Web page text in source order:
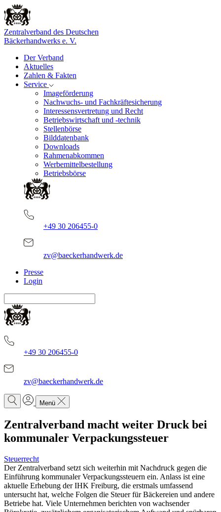
Zentralverband des Deutschen
Bäckerhandwerks e. V.
Der Verband
Aktuelles
Zahlen & Fakten
Service
Imageförderung
Nachwuchs- und Fachkräftesicherung
Interessensvertretung und Recht
Betriebswirtschaft und -technik
Stellenbörse
Bilddatenbank
Downloads
Rahmenabkommen
Werbemittelbestellung
Betriebsbörse
+49 30 206455-0
zv@baeckerhandwerk.de
Presse
Login
+49 30 206455-0
zv@baeckerhandwerk.de
Menü
Zentralverband macht weiter Druck bei
kommunaler Verpackungssteuer
Steuerrecht
Der Zentralverband setzt sich weiterhin mit Nachdruck gegen die
Einführung kommunaler Verpackungssteuern ein. Anlass ist eine
aktuelle Erhebung der IHK Freiburg, die erstmals umfassend
untersucht hat, welche Folgen die Steuer für Bäckereien und andere
Betriebe hat. Viele Unternehmen berichten von wachsender